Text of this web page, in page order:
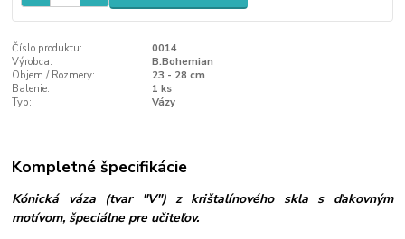
Číslo produktu:
0014
Výrobca:
B.Bohemian
Objem / Rozmery:
23 - 28 cm
Balenie:
1 ks
Typ:
Vázy
Kompletné špecifikácie
Kónická váza (tvar "V") z krištalínového skla s ďakovným
motívom, špeciálne pre učiteľov.